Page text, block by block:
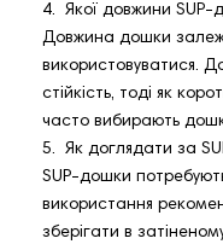
4. Якої довжини SUP-
Довжина дошки
використовуватися.
стійкість, тоді як
часто вибирають
5. Як доглядати за
SUP-дошки
використання
зберігати в